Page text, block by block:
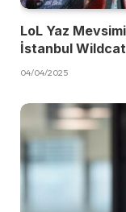
LoL Yaz
İstanbul
04/04/2025